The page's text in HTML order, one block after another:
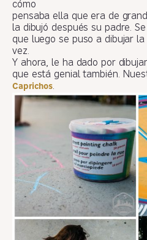
cómo
pensaba ella que era de
la dibujó después su padre.
que luego se puso a dibujar
vez.
Y ahora, le ha dado por
que está genial también.
Caprichos.